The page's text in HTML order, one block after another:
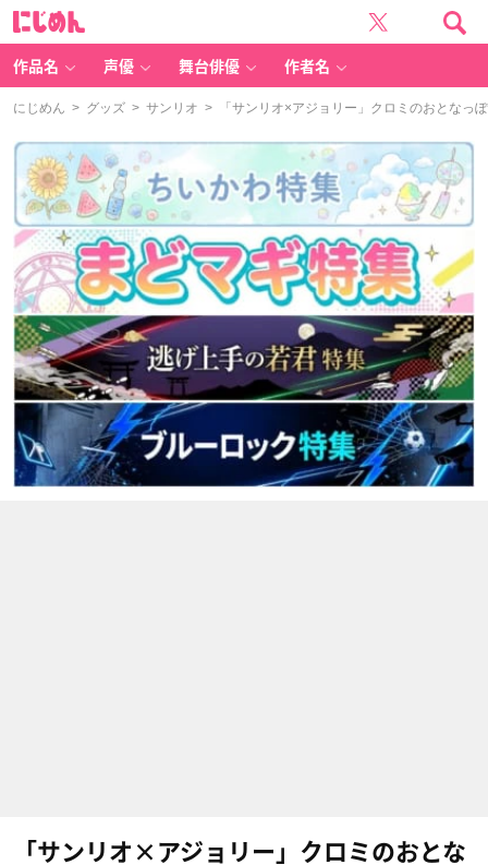
作品名 声優 舞台俳優 作者名
にじめん > グッズ > サンリオ > 「サンリオ×アジョリー」クロミのおとなっ
「サンリオ×アジョリー」クロミのおとな